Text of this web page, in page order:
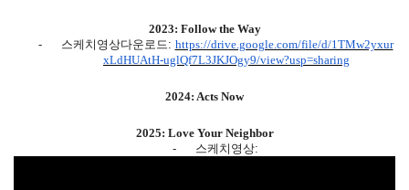
2023: Follow the Way
-
스케치영상다운로드: https://drive.google.com/file/d/1TMw2yxur
xLdHUAtH-uglQf7L3JKJOgy9/view?usp=sharing
2024: Acts Now
2025: Love Your Neighbor
-
스케치영상: